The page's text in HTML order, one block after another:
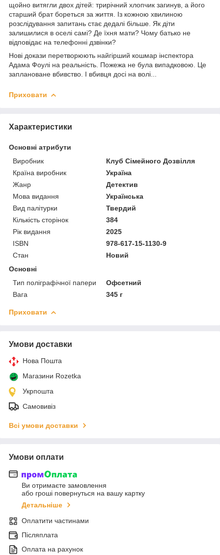
щойно витягли двох дітей: трирічний хлопчик загинув, а його
старший брат бореться за життя. Із кожною хвилиною
розслідування запитань стає дедалі більше. Як діти
залишилися в оселі самі? Де їхня мати? Чому батько не
відповідає на телефонні дзвінки?
Нові докази перетворюють найгірший кошмар інспектора
Адама Фоулі на реальність. Пожежа не була випадковою. Це
заплановане вбивство. І вбивця досі на волі...
Приховати
Характеристики
Основні атрибути
Виробник
Клуб Сімейного Дозвілля
Країна виробник
Україна
Жанр
Детектив
Мова видання
Українська
Вид палітурки
Твердий
Кількість сторінок
384
Рік видання
2025
ISBN
978-617-15-1130-9
Стан
Новий
Основні
Тип поліграфічної папери
Офсетний
Вага
345 г
Приховати
Умови доставки
Нова Пошта
Магазини Rozetka
Укрпошта
Самовивіз
Всі умови доставки
Умови оплати
Ви отримаєте замовлення
або гроші повернуться на вашу картку
Детальніше
Оплатити частинами
Післяплата
Оплата на рахунок